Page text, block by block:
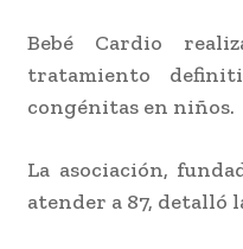
Bebé Cardio
tratamiento
congénitas en niños.
La asociación,
atender a 87, detalló